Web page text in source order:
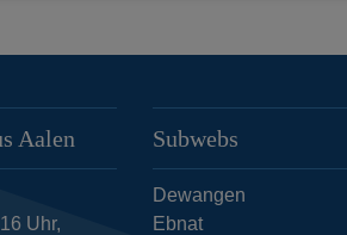
Aalen
Uhr,
Subwebs
Dewangen
Ebnat